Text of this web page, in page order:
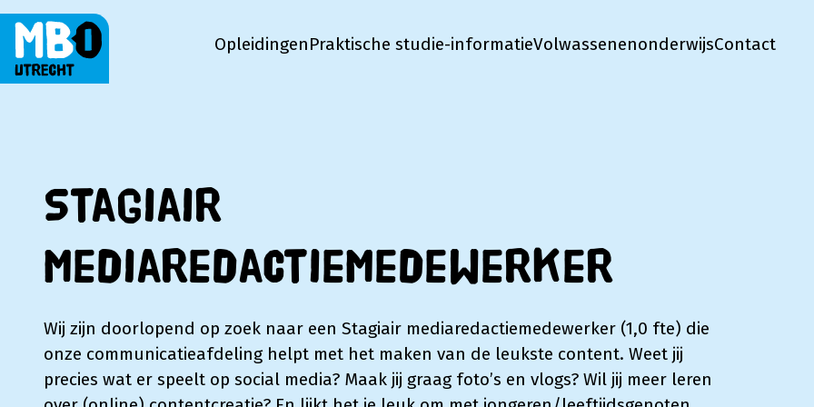
OpleidingenPraktische studie-informatieVolwassenenonderwijsContact
Stagiair
mediaredactiemedewerker
Wij zijn doorlopend op zoek naar een Stagiair mediaredactiemedewerker (1,0 fte) die
onze communicatieafdeling helpt met het maken van de leukste content. Weet jij
precies wat er speelt op social media? Maak jij graag foto’s en vlogs? Wil jij meer leren